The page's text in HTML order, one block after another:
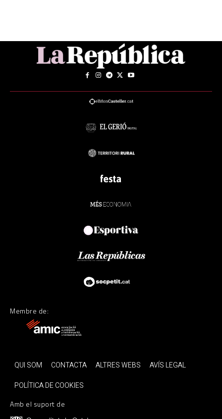
Membre de:
QUI SOM CONTACTA ALTRES WEBS
AVÍS LEGAL
POLÍTICA DE COOKIES
Amb el suport de